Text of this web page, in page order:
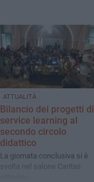
ATTUALITÀ
Bilancio dei progetti di
service learning al
secondo circolo
didattico
La giornata conclusiva si è
svolta nel salone Caritas